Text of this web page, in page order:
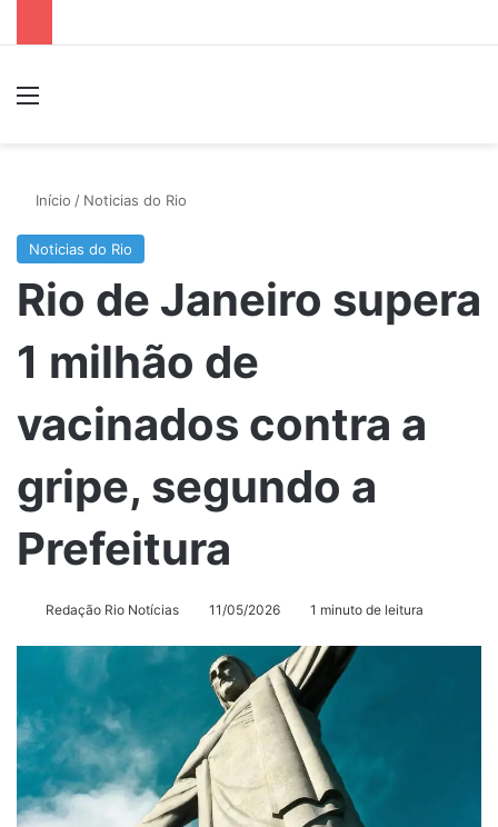
Início / Noticias do Rio
Noticias do Rio
Rio de Janeiro supera
1 milhão de
vacinados contra a
gripe, segundo a
Prefeitura
Redação Rio Notícias 11/05/2026 1 minuto de leitura